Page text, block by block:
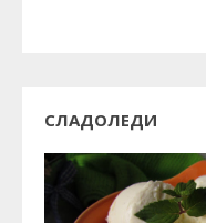
СЛАДОЛЕДИ